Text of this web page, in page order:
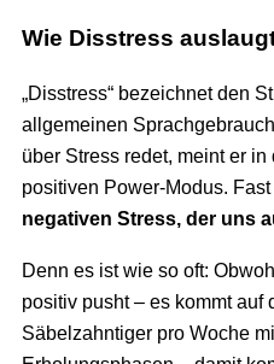
Wie Disstress
„Disstress“ bezeichnet den
allgemeinen
über Stress redet, meint er
positiven Power-Modus.
negativen Stress, der uns
Denn es ist wie so oft:
positiv pusht – es kommt auf
Säbelzahntiger pro Woche